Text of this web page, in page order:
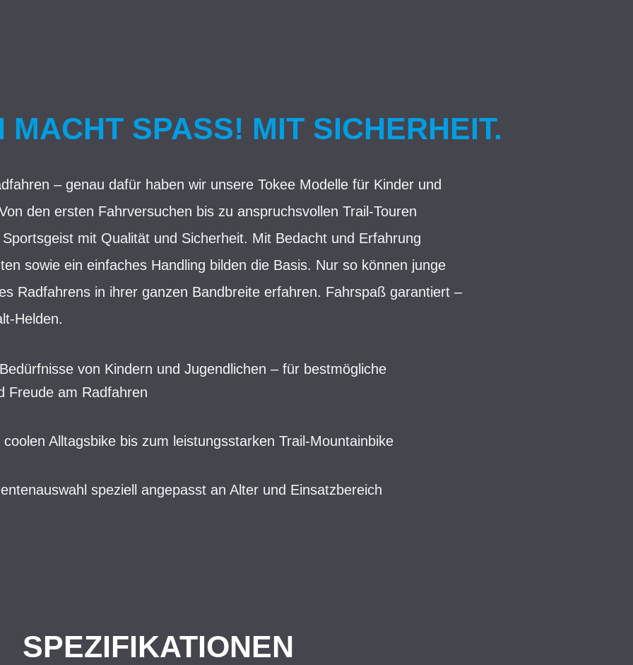
MACHT SPASS! MIT SICHERHEIT.
– genau dafür haben wir unsere Tokee Modelle für Kinder und
den ersten Fahrversuchen bis zu anspruchsvollen Trail-Touren
mit Qualität und Sicherheit. Mit Bedacht und Erfahrung
sowie ein einfaches Handling bilden die Basis. Nur so können junge
Radfahrens in ihrer ganzen Bandbreite erfahren. Fahrspaß garantiert –
Helden.
von Kindern und Jugendlichen – für bestmögliche
Freude am Radfahren
Alltagsbike bis zum leistungsstarken Trail-Mountainbike
speziell angepasst an Alter und Einsatzbereich
SPEZIFIKATIONEN